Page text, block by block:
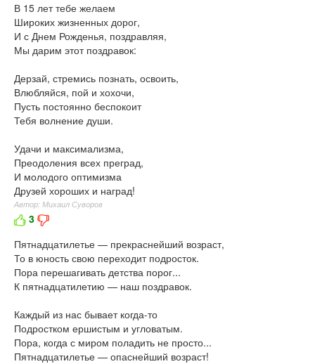
В 15 лет тебе желаем
Широких жизненных дорог,
И с Днем Рожденья, поздравляя,
Мы дарим этот поздравок:
Дерзай, стремись познать, освоить,
Влюбляйся, пой и хохочи,
Пусть постоянно беспокоит
Тебя волнение души.
Удачи и максимализма,
Преодоления всех преград,
И молодого оптимизма
Друзей хороших и наград!
Автор: Михаил Суворов
3
Пятнадцатилетье — прекраснейший возраст,
То в юность свою переходит подросток.
Пора перешагивать детства порог...
К пятнадцатилетию — наш поздравок.
Каждый из нас бывает когда-то
Подростком ершистым и угловатым.
Пора, когда с миром поладить не просто...
Пятнадцатилетье — опаснейший возраст!